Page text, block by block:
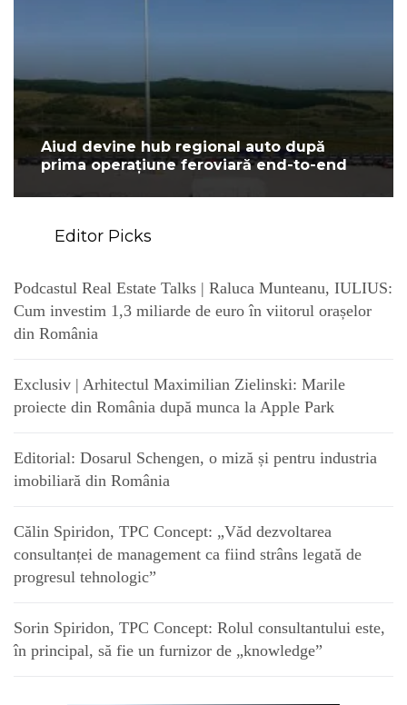
Aiud devine hub regional auto după
prima operațiune feroviară end-to-end
Editor Picks
Podcastul Real Estate Talks | Raluca Munteanu, IULIUS:
Cum investim 1,3 miliarde de euro în viitorul orașelor
din România
Exclusiv | Arhitectul Maximilian Zielinski: Marile
proiecte din România după munca la Apple Park
Editorial: Dosarul Schengen, o miză și pentru industria
imobiliară din România
Călin Spiridon, TPC Concept: „Văd dezvoltarea
consultanței de management ca fiind strâns legată de
progresul tehnologic”
Sorin Spiridon, TPC Concept: Rolul consultantului este,
în principal, să fie un furnizor de „knowledge”